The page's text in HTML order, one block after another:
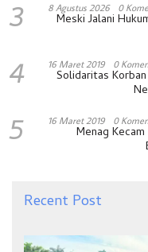
3 8 Agustus 2026 0
Meski Jalani
4 16 Maret 2019 0
Solidaritas
5 16 Maret 2019 0
Menag
Recent Post